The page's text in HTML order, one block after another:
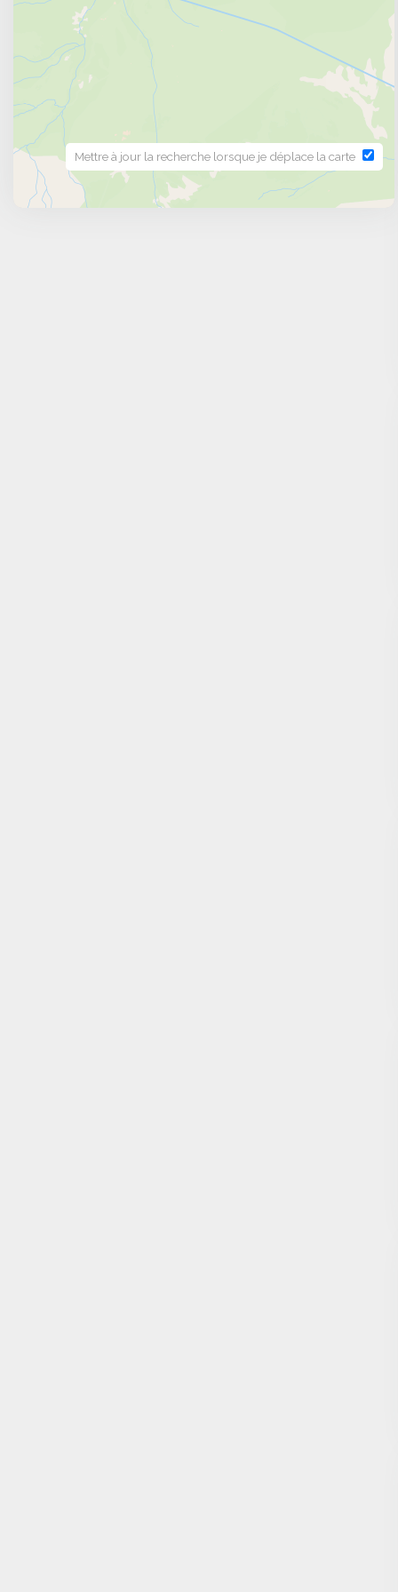
Mettre à jour la recherche lorsque je déplace la carte